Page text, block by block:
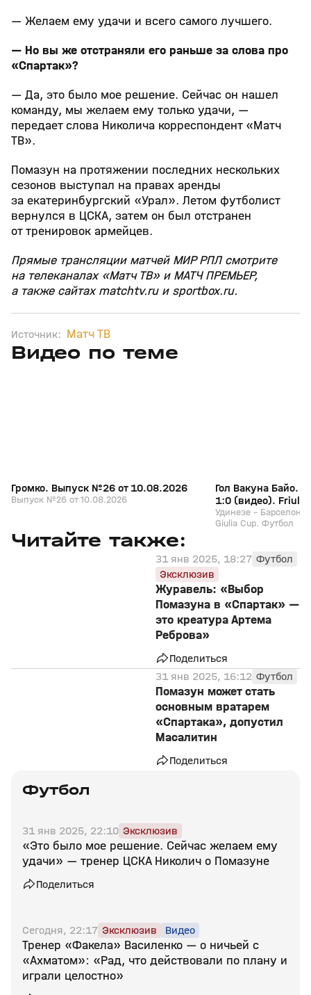
— Желаем ему удачи и всего самого лучшего.
— Но вы же отстраняли его раньше за слова про
«Спартак»?
— Да, это было мое решение. Сейчас он нашел
команду, мы желаем ему только удачи, —
передает слова Николича корреспондент «Матч
ТВ».
Помазун на протяжении последних нескольких
сезонов выступал на правах аренды
за екатеринбургский «Урал». Летом футболист
вернулся в ЦСКА, затем он был отстранен
от тренировок армейцев.
Прямые трансляции матчей МИР РПЛ смотрите
на телеканалах «Матч ТВ» и МАТЧ ПРЕМЬЕР,
а также сайтах matchtv.ru и sportbox.ru.
Источник: Матч ТВ
Видео по теме
Сегодня, 17:25
Громко. Выпуск №26 от 10.08.2026
Выпуск №26 от 10.08.2026
Гол Вакуна Байо.
1:0 (видео). Friuli
Футбол
Удинезе -
Giulia Cup. Футбол
Читайте также:
31 янв 2025, 18:27 Футбол
Эксклюзив
Журавель: «Выбор
Помазуна в «Спартак» —
это креатура Артема
Реброва»
Поделиться
31 янв 2025, 16:12 Футбол
Помазун может стать
основным вратарем
«Спартака», допустил
Масалитин
Поделиться
Футбол
31 янв 2025, 22:10 Эксклюзив
«Это было мое решение. Сейчас желаем ему
удачи» — тренер ЦСКА Николич о Помазуне
Поделиться
Сегодня, 22:17 Эксклюзив Видео
Тренер «Факела» Василенко — о ничьей с
«Ахматом»: «Рад, что действовали по плану и
играли целостно»